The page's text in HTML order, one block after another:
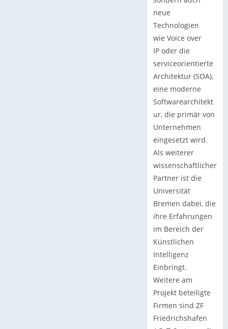
neue
Technologien
wie Voice over
IP oder die
serviceorientierte
Architektur (SOA),
eine moderne
Softwarearchitekt
ur, die primär von
Unternehmen
eingesetzt wird.
Als weiterer
wissenschaftlicher
Partner ist die
Universität
Bremen dabei, die
ihre Erfahrungen
im Bereich der
Künstlichen
Intelligenz
Einbringt.
Weitere am
Projekt beteiligte
Firmen sind ZF
Friedrichshafen